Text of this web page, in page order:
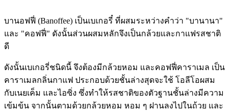
บานอฟฟี่ (Banoffee) เป็นเบเกอรี๋ ที่ผสมระหว่างคำว่า "บานานา"
และ "คอฟฟี่" ดังนั้นส่วนผสมหลักจึงเป็นกล้วยและกาแฟรสชาติ
ดี
ดังนั้นเบเกอรี่ชนิดนี้ จึงต้องมีกล้วยหอม และคอฟฟี่คาราเมล เป็น
คาราเมลกลิ่นกาแฟ ประกอบด้วยชั้นล่างสุดจะใช้ โอลีโอผสม
กับเนยเค็ม และไอซิ่ง ซึ่งทำให้รสชาติของตัวฐานชั้นล่างมีความ
เข้มข้น จากนั้นตามด้วยกล้วยหอม หอม ๆ ฝานลงไปในถ้วย และ